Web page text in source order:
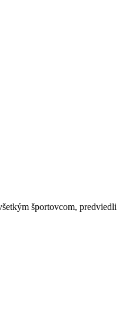
športovcom, predviedli